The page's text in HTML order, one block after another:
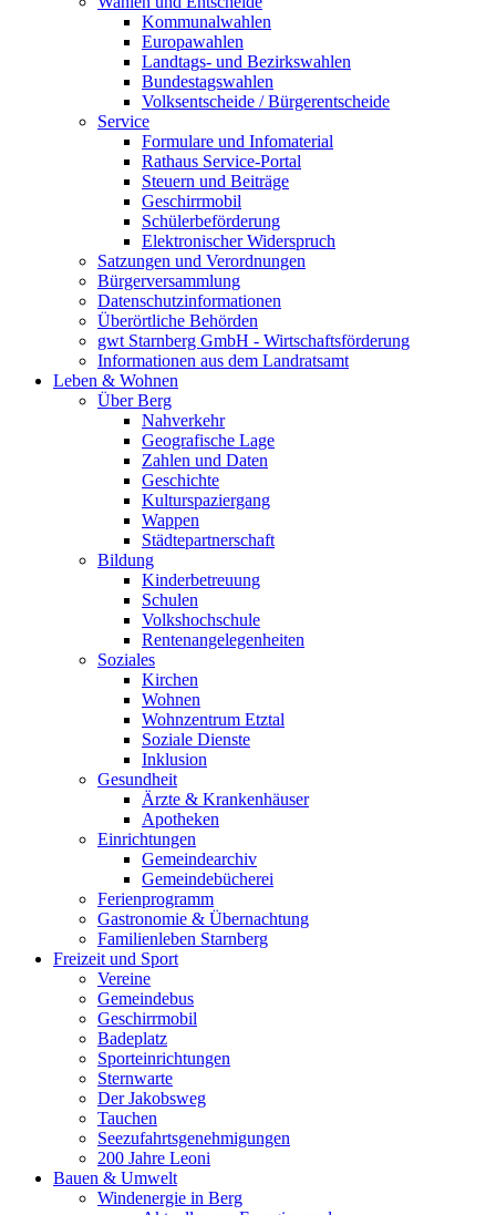
Kommunalwahlen
Europawahlen
Landtags- und Bezirkswahlen
Bundestagswahlen
Volksentscheide / Bürgerentscheide
Service
Formulare und Infomaterial
Rathaus Service-Portal
Steuern und Beiträge
Geschirrmobil
Schülerbeförderung
Elektronischer Widerspruch
Satzungen und Verordnungen
Bürgerversammlung
Datenschutzinformationen
Überörtliche Behörden
gwt Starnberg GmbH - Wirtschaftsförderung
Informationen aus dem Landratsamt
Leben & Wohnen
Über Berg
Nahverkehr
Geografische Lage
Zahlen und Daten
Geschichte
Kulturspaziergang
Wappen
Städtepartnerschaft
Bildung
Kinderbetreuung
Schulen
Volkshochschule
Rentenangelegenheiten
Soziales
Kirchen
Wohnen
Wohnzentrum Etztal
Soziale Dienste
Inklusion
Gesundheit
Ärzte & Krankenhäuser
Apotheken
Einrichtungen
Gemeindearchiv
Gemeindebücherei
Ferienprogramm
Gastronomie & Übernachtung
Familienleben Starnberg
Freizeit und Sport
Vereine
Gemeindebus
Geschirrmobil
Badeplatz
Sporteinrichtungen
Sternwarte
Der Jakobsweg
Tauchen
Seezufahrtsgenehmigungen
200 Jahre Leoni
Bauen & Umwelt
Windenergie in Berg